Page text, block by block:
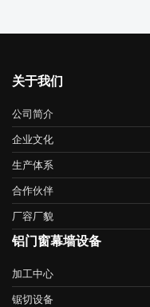
关于我们
公司简介
企业文化
生产体系
合作伙伴
厂容厂貌
铝门窗幕墙设备
加工中心
锯切设备